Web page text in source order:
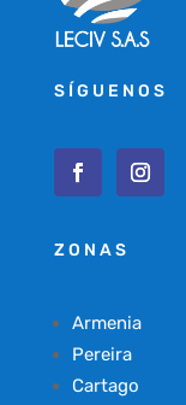
SÍGUENOS
ZONAS
Armenia
Pereira
Cartago